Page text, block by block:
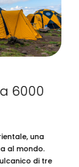
6000
una
al mondo.
di tre